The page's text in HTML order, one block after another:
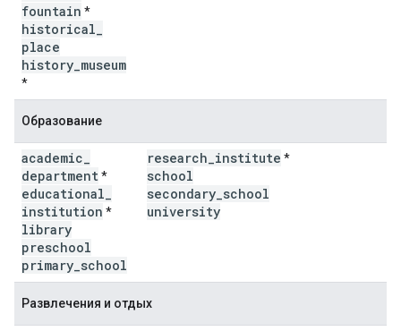
fountain *
historical
place
history museum
*
Образование
academic
department*
educational
institution *
library
preschool
primary school
research institute *
school
secondary school
university
Развлечения и отдых